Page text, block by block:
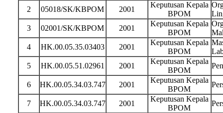
2
05018/SK/KBPOM 2001
Keputusan Kepala
BPOM
3
02001/SK/KBPOM 2001
Keputusan Kepala
BPOM
4
HK.00.05.35.03403 2001
Keputusan Kepala
BPOM
5
HK.00.05.51.02961 2001
Keputusan Kepala
BPOM
6 HK.00.05.34.03.747 2001
Keputusan Kepala
BPOM
7 HK.00.05.34.03.747 2001
Keputusan Kepala
BPOM